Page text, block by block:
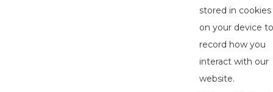
stored in cookies
on your device to
record how you
interact with our
website.